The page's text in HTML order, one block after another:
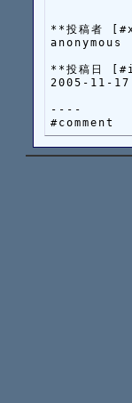
**投稿者
anonymous
**投稿日
2005-11-
----